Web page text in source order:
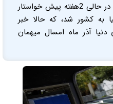
وزیر «صنعت، معدن و تجارت» در حالی 2هفته پیش خواستار
به کشور شد، که حالا خبر
آذر ماه امسال میهمان